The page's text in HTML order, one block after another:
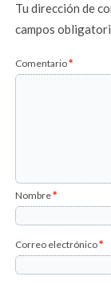
Tu dirección de
campos
Comentario*
Nombre*
Correo electrónico*